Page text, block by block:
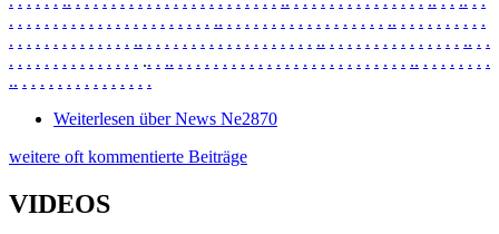
. . . . . . . . . . . . . . . . . . . . . . . .. . . . . . . . . . . . . . . . . . . .. . . . . . . . . . .
. . . . . . . . . . . . . . .. . . . . . . . . . . . . . . . . . . . .. . . . . . . . . . . . . . . . .. . .
. . . . . . . . . . . . . . . .. . .. . . . . . . . . . . . . . . . . . . . . . . . . . . .. . . . . . . . .
.. . . . . . . . . . . . . . . .
Weiterlesen über News Ne2870
weitere oft kommentierte Beiträge
VIDEOS